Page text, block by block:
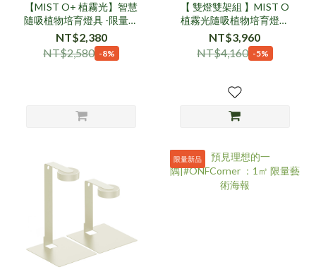
【MIST O+ 植霧光】智慧
隨吸植物培育燈具 -限量透
黑
NT$2,380
NT$2,580 -8%
【 雙燈雙架組 】MIST O
植霧光隨吸植物培育燈具
組
NT$3,960
NT$4,160 -5%
限量新品